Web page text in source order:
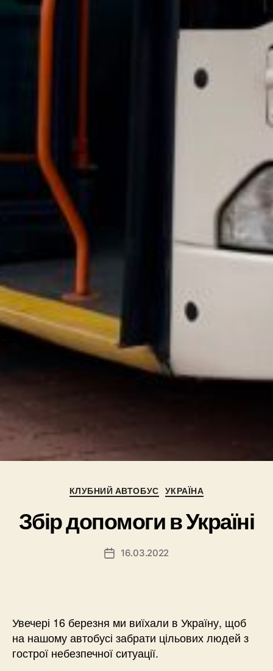
Категорії
КЛУБНИЙ АВТОБУС УКРАЇНА
Збір допомоги в Україні
Дата16.03.2022
Увечері 16 березня ми виїхали в Україну, щоб
на нашому автобусі забрати цільових людей з
гострої небезпечної ситуації.